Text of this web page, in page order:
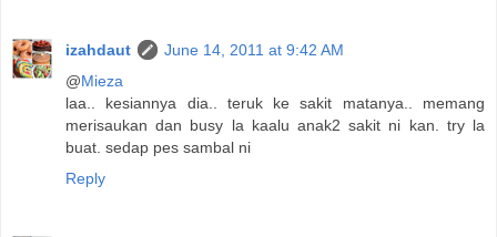
izahdaut
June 14, 2011 at 9:42 AM
@Mieza
laa.. kesiannya dia.. teruk ke sakit matanya.. memang
merisaukan dan busy la kaalu anak2 sakit ni kan. try la
buat. sedap pes sambal ni
Reply